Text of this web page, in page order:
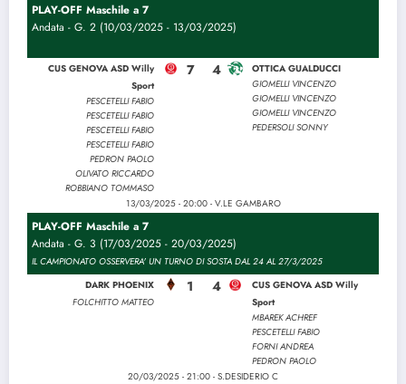
PLAY-OFF Maschile a 7
Andata - G. 2 (10/03/2025 - 13/03/2025)
CUS GENOVA ASD Willy
Sport
PESCETELLI FABIO
PESCETELLI FABIO
PESCETELLI FABIO
PESCETELLI FABIO
PEDRON PAOLO
OLIVATO RICCARDO
ROBBIANO TOMMASO
7 4
OTTICA GUALDUCCI
GIOMELLI VINCENZO
GIOMELLI VINCENZO
GIOMELLI VINCENZO
PEDERSOLI SONNY
13/03/2025 - 20:00 - V.LE GAMBARO
PLAY-OFF Maschile a 7
Andata - G. 3 (17/03/2025 - 20/03/2025)
IL CAMPIONATO OSSERVERA' UN TURNO DI SOSTA DAL 24 AL 27/3/2025
DARK PHOENIX
FOLCHITTO MATTEO
1 4
CUS GENOVA ASD Willy
Sport
MBAREK ACHREF
PESCETELLI FABIO
FORNI ANDREA
PEDRON PAOLO
20/03/2025 - 21:00 - S.DESIDERIO C